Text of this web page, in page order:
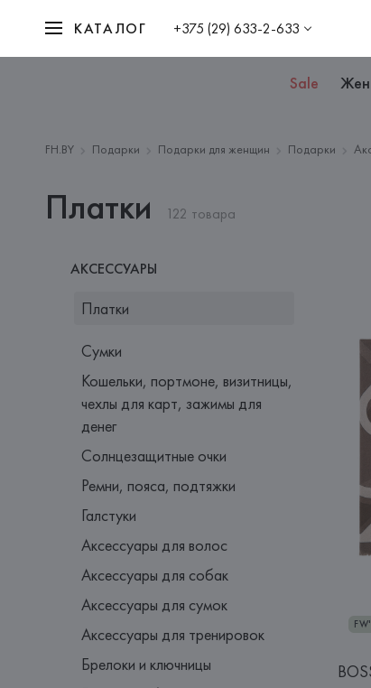
КАТАЛОГ +375 (29) 633-2-633
Sale
FH.BY Подарки Подарки для женщин Подарки
Платки 122 товара
АКСЕССУАРЫ
Платки
Сумки
Кошельки, портмоне, визитницы,
чехлы для карт, зажимы для
денег
Солнцезащитные очки
Ремни, пояса, подтяжки
Галстуки
Аксессуары для волос
Аксессуары для собак
Аксессуары для сумок
Аксессуары для тренировок
Брелоки и ключницы